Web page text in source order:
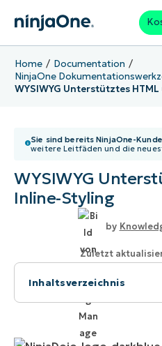
Home
Documentation
NinjaOne
WYSIWYG Unterstütztes
Sie sind bereits NinjaOne-
weitere Leitfäden und die
WYSIWYG
Inline-Styling
Zuletzt
Inhaltsverzeichnis
Inhaltsverzeichnis:
Verwendung des